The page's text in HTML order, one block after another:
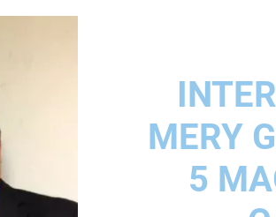
MERY
5